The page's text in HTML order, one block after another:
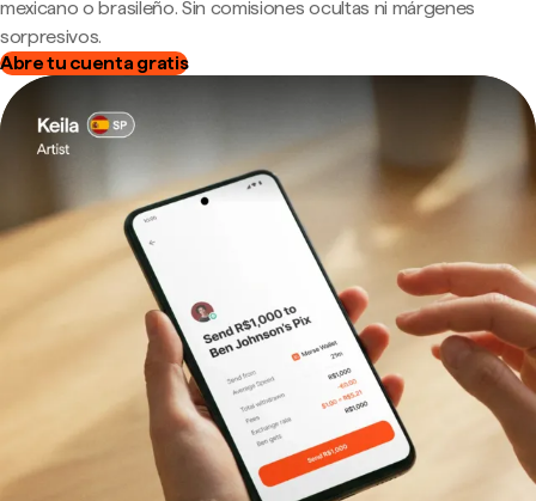
mexicano o brasileño. Sin comisiones ocultas ni márgenes
sorpresivos.
Abre tu cuenta gratis